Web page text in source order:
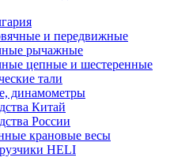
и передвижные
рычажные
цепные и шестеренные
тали
динамометры
Китай
России
крановые весы
HELI